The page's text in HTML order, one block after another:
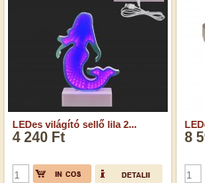
LEDes világító sellő lila 2...
4 240 Ft 8